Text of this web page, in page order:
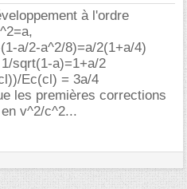
à l'ordre
a/2-a^2/8)=a/2(1+a/4)
sqrt(1-a)=1+a/2
Ec(cl) = 3a/4
les premières corrections
v^2/c^2...